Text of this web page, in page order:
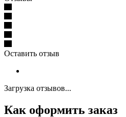
Оставить отзыв
Загрузка отзывов...
Как оформить заказ